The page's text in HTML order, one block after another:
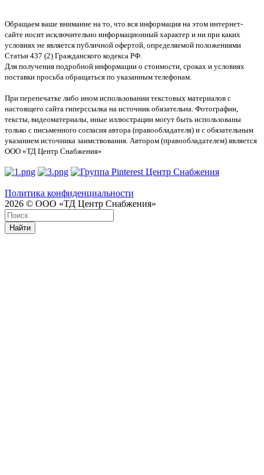
Обращаем ваше внимание на то, что вся информация на этом интернет-
сайте носит исключительно информационный характер и ни при каких
условиях не является публичной офертой, определяемой положениями
Статьи 437 (2) Гражданского кодекса РФ.
Для получения подробной информации о стоимости, сроках и условиях
поставки просьба обращаться по указанным телефонам.
При перепечатке либо ином использовании текстовых материалов с
настоящего сайта гиперссылка на источник обязательна. Фотографии,
тексты, видеоматериалы, иные иллюстрации могут быть использованы
только с письменного согласия автора (правообладателя) и с обязательным
указанием источника заимствования. Автором (правообладателем) является
ООО «ТД Центр Снабжения»
Политика конфиденциальности
2026 © ООО «ТД Центр Снабжения»
Найти